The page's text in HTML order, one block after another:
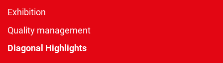
Exhibition
Quality management
Diagonal Highlights